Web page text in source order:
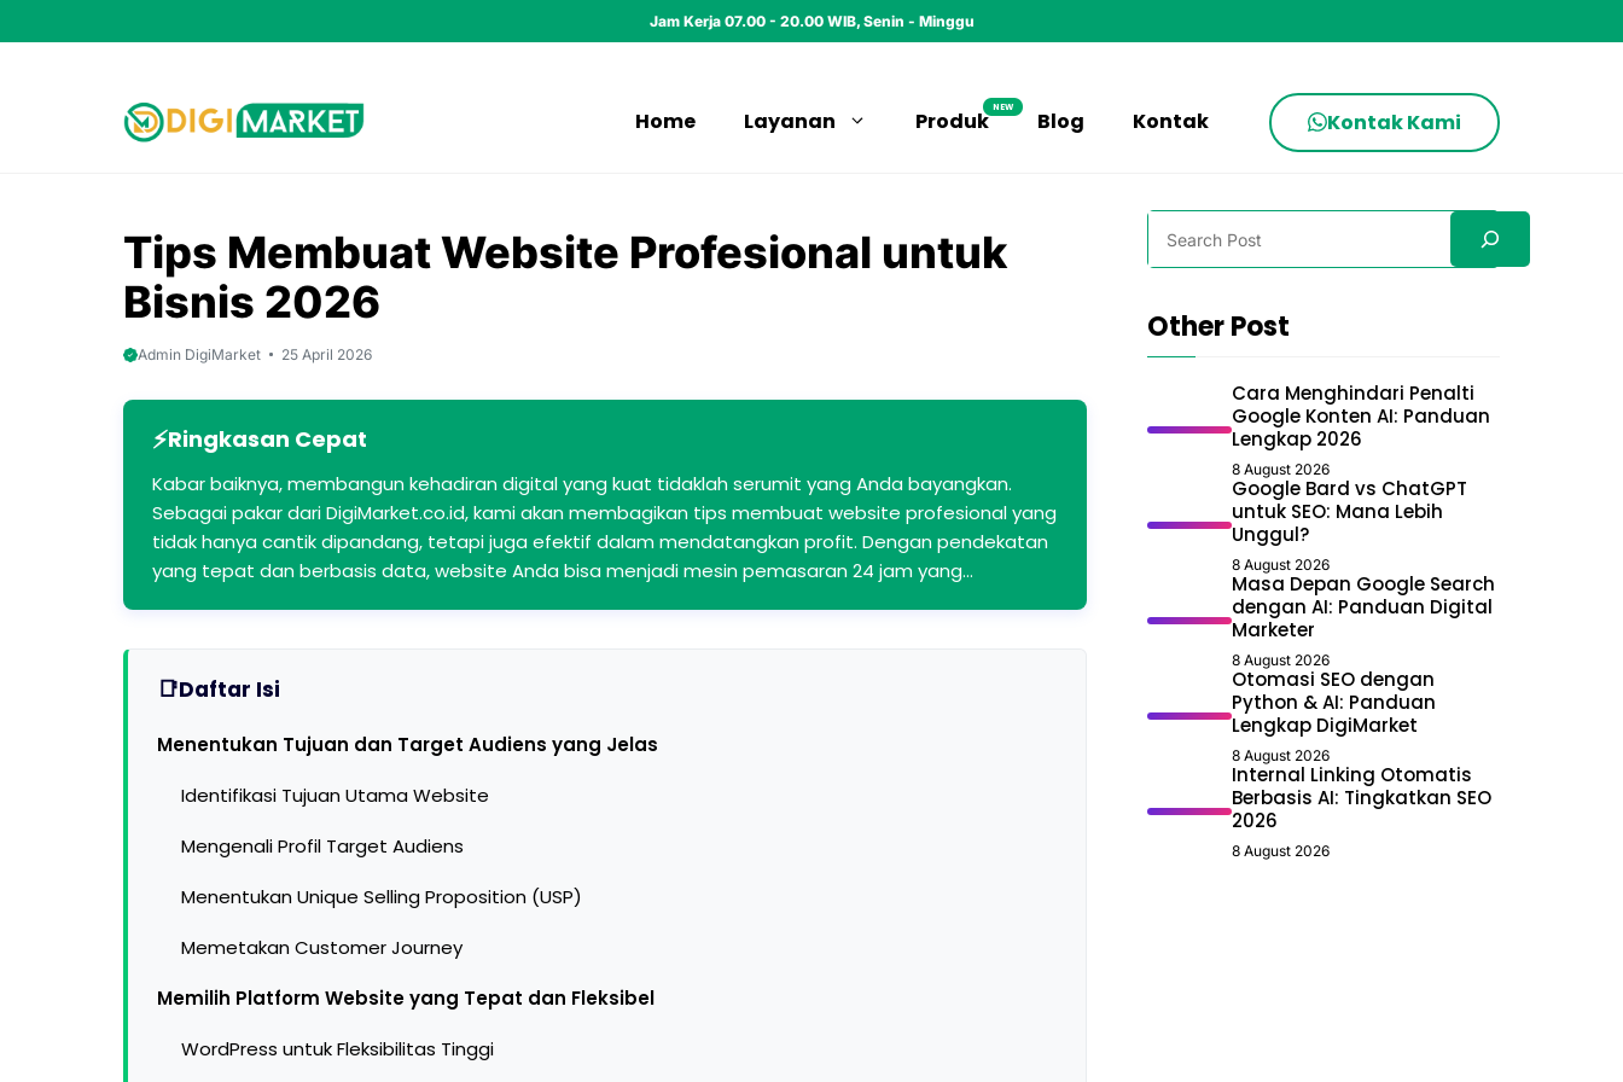
to
Jam Kerja 07.00 - 20.00 WIB, Senin - Minggu
Home Layanan Produk
NEW
Blog Kontak Kontak Kami
Tips Membuat Website Profesional untuk
Bisnis 2026
Admin DigiMarket 25 April 2026
Ringkasan Cepat
Kabar baiknya, membangun kehadiran digital yang kuat tidaklah serumit yang Anda bayangkan.
Sebagai pakar dari DigiMarket.co.id, kami akan membagikan tips membuat website profesional yang
tidak hanya cantik dipandang, tetapi juga efektif dalam mendatangkan profit. Dengan pendekatan
yang tepat dan berbasis data, website Anda bisa menjadi mesin pemasaran 24 jam yang…
Daftar Isi
Menentukan Tujuan dan Target Audiens yang Jelas
Identifikasi Tujuan Utama Website
Mengenali Profil Target Audiens
Menentukan Unique Selling Proposition (USP)
Memetakan Customer Journey
Memilih Platform Website yang Tepat dan Fleksibel
WordPress untuk Fleksibilitas Tinggi
Search
Other Post
Cara Menghindari Penalti
Google Konten AI: Panduan
Lengkap 2026
8 August 2026
Google Bard vs ChatGPT
untuk SEO: Mana Lebih
Unggul?
8 August 2026
Masa Depan Google Search
dengan AI: Panduan Digital
Marketer
8 August 2026
Otomasi SEO dengan
Python & AI: Panduan
Lengkap DigiMarket
8 August 2026
Internal Linking Otomatis
Berbasis AI: Tingkatkan SEO
2026
8 August 2026